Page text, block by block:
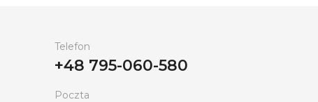
Telefon
+48 795-060-580
Poczta